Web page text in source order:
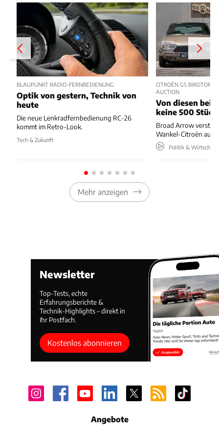
BLAUPUNKT RADIO-FERNBEDIENUNG
Optik von gestern, Technik von
heute
Die neue Lenkradfernbedienung RC-26
kommt im Retro-Look.
Tech & Zukunft
CITROËN GS BIROTOR
AUCTION
Von diesen
keine 500 Stück
Broad Arrow
Wankel-Citroën aus
Politik & Wirtschaft
Mehr anzeigen
Newsletter
Top-Tests, echte
Erfahrungsberichte &
Technik-Highlights – direkt in
Ihr Postfach.
Kostenlos abonnieren
Angebote